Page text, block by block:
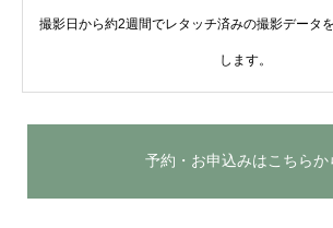
撮影日から約2週間でレタッチ済みの撮影データ
します。
予約・お申込みはこちらか